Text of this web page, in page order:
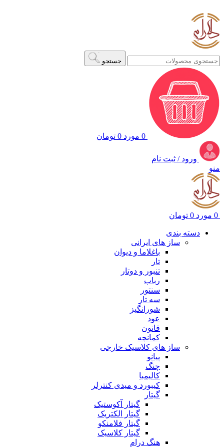
جستجو
0 مورد 0 تومان
ورود / ثبت نام
منو
0 مورد 0 تومان
دسته بندی
ساز های ایرانی
باغلاما و دیوان
تار
تنبور و دوتار
رباب
سنتور
سه تار
شورانگیز
عود
قانون
کمانچه
ساز های کلاسیک خارجی
پیانو
چنگ
کالیمبا
کیبورد و میدی کنترلر
گیتار
گیتار آکوستیک
گیتار الکتریک
گیتار فلامنکو
گیتار کلاسیک
هنگ درام